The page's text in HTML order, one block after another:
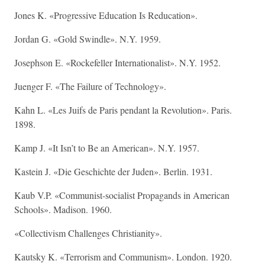
Jones K. «Progressive Education Is Reducation».
Jordan G. «Gold Swindle». N.Y. 1959.
Josephson E. «Rockefeller Internationalist». N.Y. 1952.
Juenger F. «The Failure of Technology».
Kahn L. «Les Juifs de Paris pendant la Revolution». Paris.
1898.
Kamp J. «It Isn’t to Be an American». N.Y. 1957.
Kastein J. «Die Geschichte der Juden». Berlin. 1931.
Kaub V.P. «Communist-socialist Propagands in American
Schools». Madison. 1960.
«Collectivism Challenges Christianity».
Kautsky K. «Terrorism and Communism». London. 1920.